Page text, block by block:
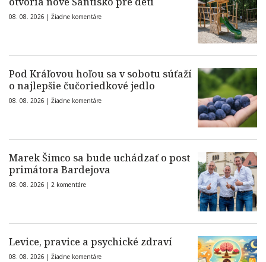
08. 08. 2026 | Žiadne komentáre
Pod Kráľovou hoľou sa v sobotu súťaží
o najlepšie čučoriedkové jedlo
08. 08. 2026 | Žiadne komentáre
Marek Šimco sa bude uchádzať o post
primátora Bardejova
08. 08. 2026 | 2 komentáre
Levice, pravice a psychické zdraví
08. 08. 2026 | Žiadne komentáre